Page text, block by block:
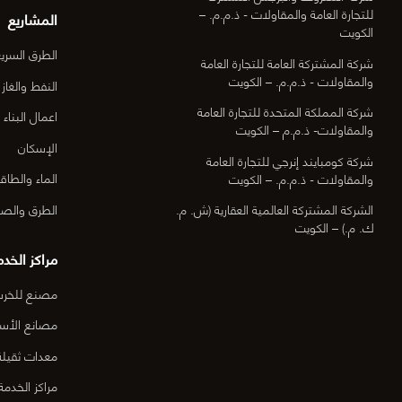
للتجارة العامة والمقاولات - ذ.م.م. –
الكويت
شركة المشتركة العامة للتجارة العامة
والمقاولات - ذ.م.م. – الكويت
شركة المملكة المتحدة للتجارة العامة
والمقاولات- ذ.م.م – الكويت
شركة كومبايند إنرجي للتجارة العامة
والمقاولات - ذ.م.م. – الكويت
الشركة المشتركة العالمية العقارية (ش. م.
ك. م.) – الكويت
المشاريع
الطرق
النفط والغاز
اعمال البناء
الإسكان
الماء
الطرق
مراكز
مصنع
مصانع
معدات
مراكز